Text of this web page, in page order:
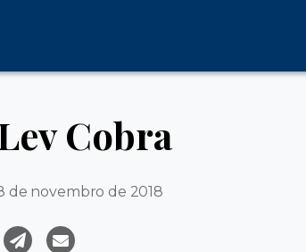
Cobra
de novembro de 2018